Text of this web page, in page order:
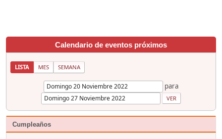
Calendario de eventos próximos
LISTA MES SEMANA
para
Cumpleaños